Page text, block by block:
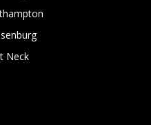
Neck